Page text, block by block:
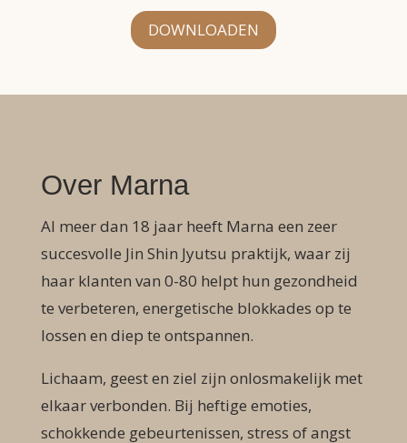
DOWNLOADEN
Over Marna
Al meer dan 18 jaar heeft Marna een zeer
succesvolle Jin Shin Jyutsu praktijk, waar zij
haar klanten van 0-80 helpt hun gezondheid
te verbeteren, energetische blokkades op te
lossen en diep te ontspannen.
Lichaam, geest en ziel zijn onlosmakelijk met
elkaar verbonden. Bij heftige emoties,
schokkende gebeurtenissen, stress of angst